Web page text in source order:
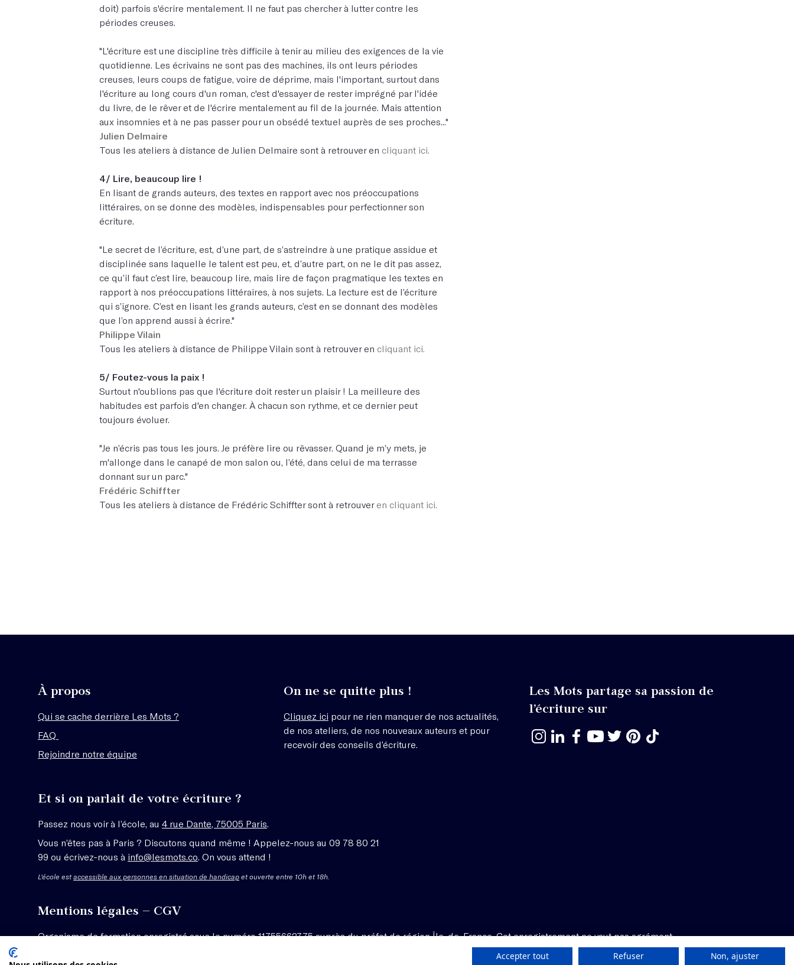
doit) parfois s'écrire mentalement. Il ne faut pas chercher à lutter contre les
périodes creuses.
"L'écriture est une discipline très difficile à tenir au milieu des exigences de la vie
quotidienne. Les écrivains ne sont pas des machines, ils ont leurs périodes
creuses, leurs coups de fatigue, voire de déprime, mais l'important, surtout dans
l'écriture au long cours d'un roman, c'est d'essayer de rester imprégné par l'idée
du livre, de le rêver et de l'écrire mentalement au fil de la journée. Mais attention
aux insomnies et à ne pas passer pour un obsédé textuel auprès de ses proches..."
Julien Delmaire
Tous les ateliers à distance de Julien Delmaire sont à retrouver en cliquant ici.
4/ Lire, beaucoup lire !
En lisant de grands auteurs, des textes en rapport avec nos préoccupations
littéraires, on se donne des modèles, indispensables pour perfectionner son
écriture.
"Le secret de l’écriture, est, d’une part, de s’astreindre à une pratique assidue et
disciplinée sans laquelle le talent est peu, et, d’autre part, on ne le dit pas assez,
ce qu’il faut c’est lire, beaucoup lire, mais lire de façon pragmatique les textes en
rapport à nos préoccupations littéraires, à nos sujets. La lecture est de l’écriture
qui s’ignore. C’est en lisant les grands auteurs, c’est en se donnant des modèles
que l’on apprend aussi à écrire."
Philippe Vilain
Tous les ateliers à distance de Philippe Vilain sont à retrouver en cliquant ici.
5/ Foutez-vous la paix !
Surtout n'oublions pas que l'écriture doit rester un plaisir ! La meilleure des
habitudes est parfois d'en changer. À chacun son rythme, et ce dernier peut
toujours évoluer.
"Je n’écris pas tous les jours. Je préfère lire ou rêvasser. Quand je m’y mets, je
m'allonge dans le canapé de mon salon ou, l’été, dans celui de ma terrasse
donnant sur un parc."
Frédéric Schiffter
Tous les ateliers à distance de Frédéric Schiffter sont à retrouver en cliquant ici.
À propos
Qui se cache derrière Les Mots ?
FAQ
Rejoindre notre équipe
On ne se quitte plus !
Cliquez ici pour ne rien manquer de nos actualités,
de nos ateliers, de nos nouveaux auteurs et pour
recevoir des conseils d’écriture.
Les Mots partage sa passion de
l’écriture sur
Et si on parlait de votre écriture ?
Passez nous voir à l’école, au 4 rue Dante, 75005 Paris.
Vous n’êtes pas à Paris ? Discutons quand même ! Appelez-nous au 09 78 80 21
99 ou écrivez-nous à info@lesmots.co. On vous attend !
L'école estaccessible aux personnes en situation de handicap et ouverte entre 10h et 18h.
Mentions légales – CGV
Organisme de formation enregistré sous le numéro 11755662775 auprès du préfet de région Île-de-France. Cet enregistrement ne vaut pas agrément.
Accepter tout Refuser Non, ajuster